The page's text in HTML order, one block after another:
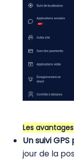
Les
Un suivi
jour de la